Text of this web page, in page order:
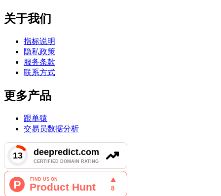
关于我们
指标说明
隐私政策
服务条款
联系方式
更多产品
跟单猿
交易员数据分析